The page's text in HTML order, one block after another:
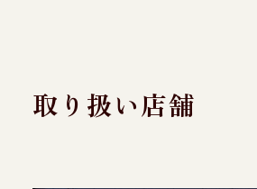
取り扱い店舗